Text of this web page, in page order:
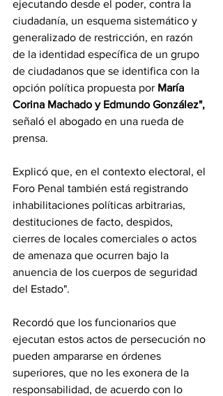
ejecutando desde el poder, contra la
ciudadanía, un esquema sistemático y
generalizado de restricción, en razón
de la identidad específica de un grupo
de ciudadanos que se identifica con la
opción política propuesta por María
Corina Machado y Edmundo González",
señaló el abogado en una rueda de
prensa.
Explicó que, en el contexto electoral, el
Foro Penal también está registrando
inhabilitaciones políticas arbitrarias,
destituciones de facto, despidos,
cierres de locales comerciales o actos
de amenaza que ocurren bajo la
anuencia de los cuerpos de seguridad
del Estado".
Recordó que los funcionarios que
ejecutan estos actos de persecución no
pueden ampararse en órdenes
superiores, que no les exonera de la
responsabilidad, de acuerdo con lo